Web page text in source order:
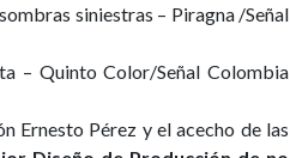
siniestras – Piragna /Señal
– Quinto Color/Señal Colombia
Ernesto Pérez y el acecho de las